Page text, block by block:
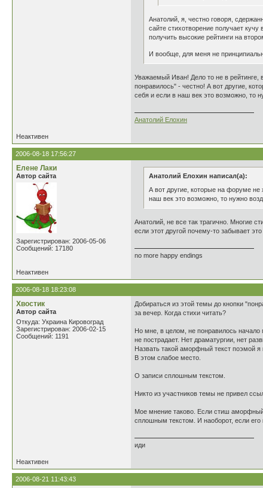
Анатолий, я, честно говоря,
сайте стихотворение получает
получить высокие рейтинги на
И вообще, для меня не
Уважаемый Иван! Дело то не в рейтинге,
понравилось" - честно! А вот другие,
себя и если в наш век это возможно, то
Анатолий Елохин
Неактивен
2006-08-18 17:56:27
Елене Лаки
Автор сайта
Зарегистрирован: 2006-05-06
Сообщений: 17180
Анатолий Елохин написал(а):
А вот другие, которые на форуме
наш век это возможно, то нужно
Анатолий, не все так трагично. Многие
если этот другой почему-то забывает
no more happy endings
Неактивен
2006-08-18 18:23:08
Хвостик
Автор сайта
Откуда: Украина Кировоград
Зарегистрирован: 2006-02-15
Сообщений: 1191
Добираться из этой темы до кнопки
за вечер. Когда стихи читать?
Но мне, в целом, не понравилось
не пострадает. Нет драматургии, нет
Назвать такой аморфный текст поэмой я
В этом слабое место.
О записи сплошным текстом.
Никто из участников темы не привел
Мое мнение таково. Если стиш аморфный
сплошным текстом. И наоборот, если его
иди
Неактивен
2006-08-21 11:43:43